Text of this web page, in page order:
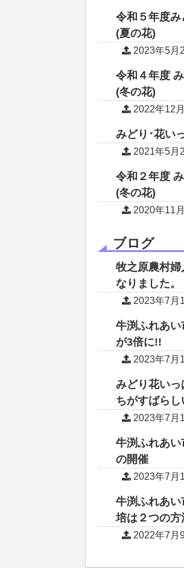
令和５年度
(夏の花)
2023年5月
令和４年度
(冬の花)
2022年12
みどり･花い
2021年5月
令和２年度
(冬の花)
2020年11
ブログ
牧之原農村婦
なりました。
2023年7月
牛渕ふれあ
が3倍に!!
2023年7月
みどり花い
ちがすばらし
2023年7月
牛渕ふれあ
の開催
2023年7月
牛渕ふれあ
培は２つの方
2022年7月